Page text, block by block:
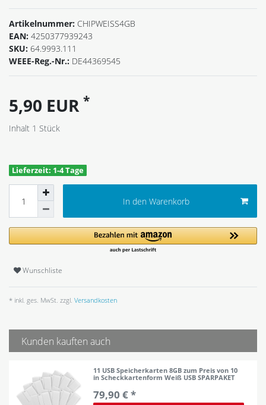
Artikelnummer: CHIPWEISS4GB
EAN: 4250377939243
SKU: 64.9993.111
WEEE-Reg.-Nr.: DE44369545
5,90 EUR *
Inhalt 1 Stück
Lieferzeit: 1-4 Tage
In den Warenkorb
Wunschliste
* inkl. ges. MwSt. zzgl. Versandkosten
Kunden kauften auch
11 USB Speicherkarten 8GB zum Preis von 10
in Scheckkartenform Weiß USB SPARPAKET
79,90 € *